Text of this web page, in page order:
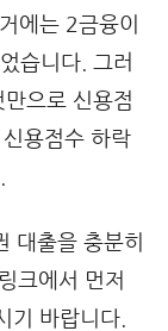
에는 2금융이
습니다. 그러
으로 신용점
용점수 하락
대출을 충분히
크에서 먼저
기 바랍니다.